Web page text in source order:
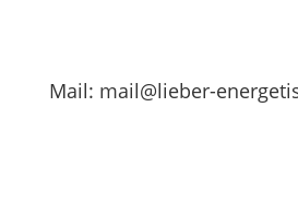
Mail: mail@lieber-